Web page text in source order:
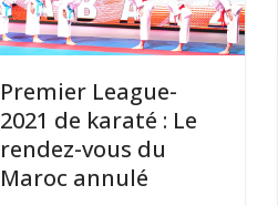
Premier League-
2021 de karaté : Le
rendez-vous du
Maroc annulé